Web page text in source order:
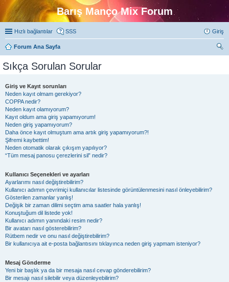
Barış Manço Mix Forum
Hızlı bağlantılar SSS Giriş
Forum Ana Sayfa
Sıkça Sorulan Sorular
Giriş ve Kayıt sorunları
Neden kayıt olmam gerekiyor?
COPPA nedir?
Neden kayıt olamıyorum?
Kayıt oldum ama giriş yapamıyorum!
Neden giriş yapamıyorum?
Daha önce kayıt olmuştum ama artık giriş yapamıyorum?!
Şifremi kaybettim!
Neden otomatik olarak çıkışım yapılıyor?
“Tüm mesaj panosu çerezlerini sil” nedir?
Kullanıcı Seçenekleri ve ayarları
Ayarlarımı nasıl değiştirebilirim?
Kullanıcı adımın çevrimiçi kullanıcılar listesinde görüntülenmesini nasıl önleyebilirim?
Gösterilen zamanlar yanlış!
Değişik bir zaman dilimi seçtim ama saatler hala yanlış!
Konuştuğum dil listede yok!
Kullanıcı adımın yanındaki resim nedir?
Bir avatarı nasıl gösterebilirim?
Rütbem nedir ve onu nasıl değiştirebilirim?
Bir kullanıcıya ait e-posta bağlantısını tıklayınca neden giriş yapmam isteniyor?
Mesaj Gönderme
Yeni bir başlık ya da bir mesaja nasıl cevap gönderebilirim?
Bir mesajı nasıl silebilir veya düzenleyebilirim?